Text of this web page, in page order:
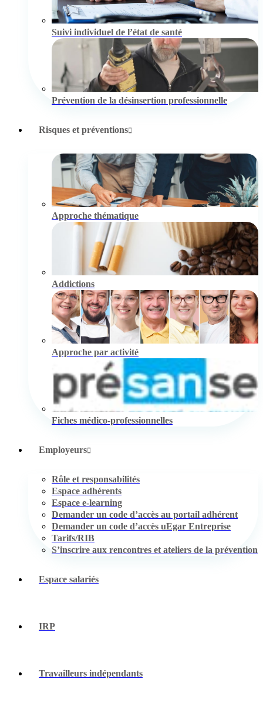
Suivi individuel de l’état de santé
Prévention de la désinsertion professionnelle
Risques et préventions
Approche thématique
Addictions
Approche par activité
Fiches médico-professionnelles
Employeurs
Rôle et responsabilités
Espace adhérents
Espace e-learning
Demander un code d’accès au portail adhérent
Demander un code d’accès uEgar Entreprise
Tarifs/RIB
S’inscrire aux rencontres et ateliers de la prévention
Espace salariés
IRP
Travailleurs indépendants